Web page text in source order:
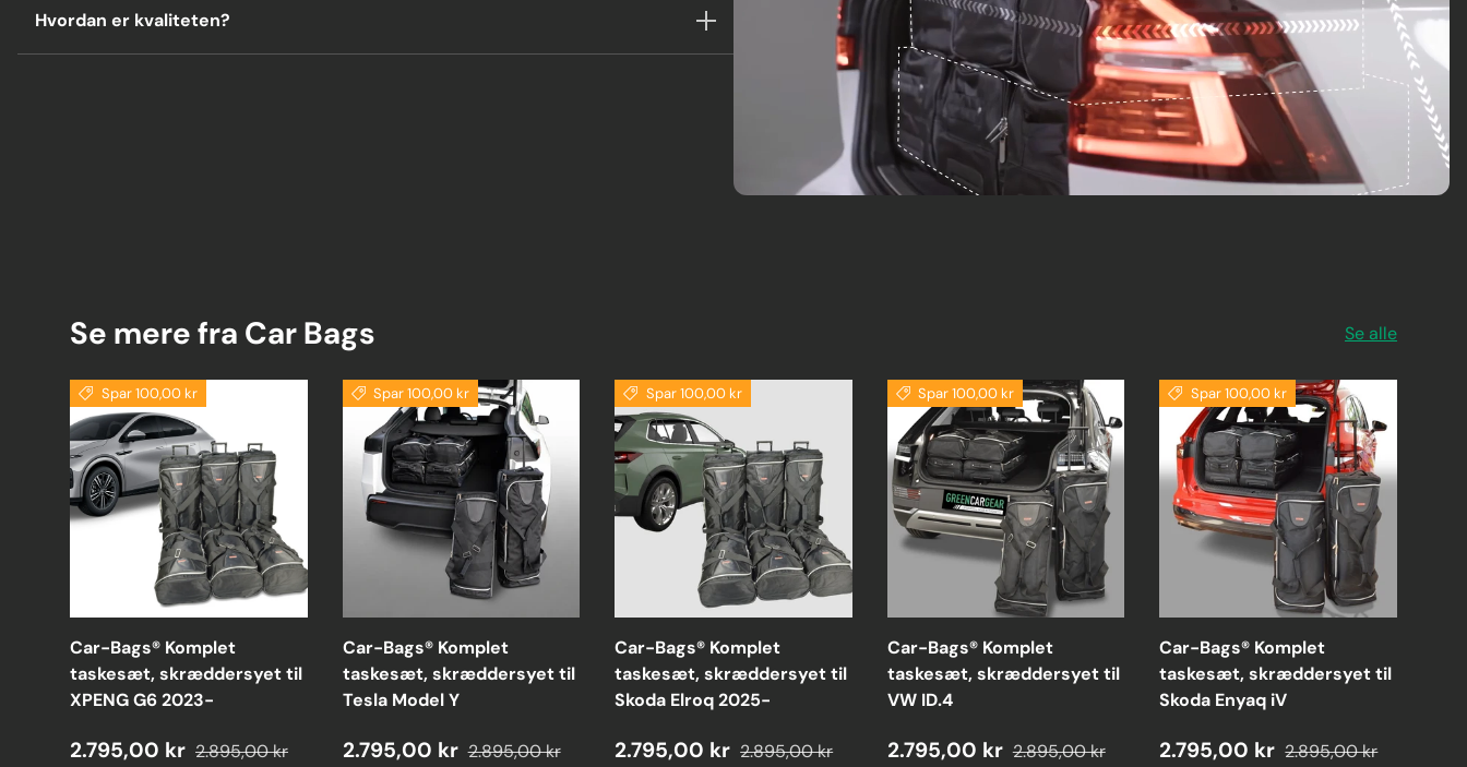
Hvordan er kvaliteten?
Se mere fra Car Bags Se alle
Spar 100,00 kr
Car-Bags® Komplet
taskesæt, skræddersyet til
XPENG G6 2023-
2.795,00 kr 2.895,00 kr
Spar 100,00 kr
Car-Bags® Komplet
taskesæt, skræddersyet til
Tesla Model Y
2.795,00 kr 2.895,00 kr
Spar 100,00 kr
Car-Bags® Komplet
taskesæt, skræddersyet til
Skoda Elroq 2025-
2.795,00 kr 2.895,00 kr
Spar 100,00 kr
Car-Bags® Komplet
taskesæt, skræddersyet til
VW ID.4
2.795,00 kr 2.895,00 kr
Spar 100,00 kr
Car-Bags® Komplet
taskesæt, skræddersyet til
Skoda Enyaq iV
2.795,00 kr 2.895,00 kr